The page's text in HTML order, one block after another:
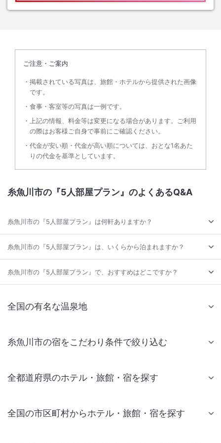
ご注意・ご案内
掲載されている写真は、旅館・ホテルから提供された画像
です。
食事・客室等の写真は一例です。
上記の情報、料金等は変更になる場合があります。ご利用
の際はお客様ご自身で事前にご確認ください。
代金が安い順・代金が高い順については、おとな1名あた
りの代金を基準としています。
糸魚川市の『5人部屋プラン』のよくあるQ&A
糸魚川市の『5人部屋プラン』は何軒ありますか？
糸魚川市の『5人部屋プラン』は、いくらから泊まれますか？
糸魚川市の『5人部屋プラン』で、おすすめはどこですか？
全国の有名な温泉地
糸魚川市の宿をこだわり条件で絞り込む
全都道府県のホテル・旅館・宿を探す
全国の市区町村からホテル・旅館・宿を探す